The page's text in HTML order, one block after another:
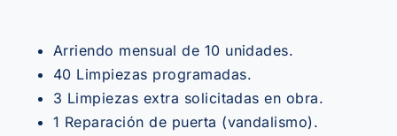
Arriendo mensual de 10 unidades.
40 Limpiezas programadas.
3 Limpiezas extra solicitadas en obra.
1 Reparación de puerta (vandalismo).